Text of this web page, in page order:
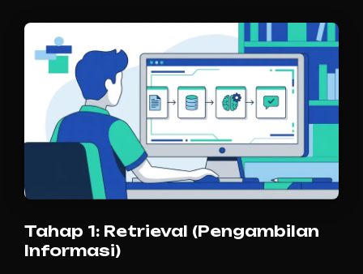
Tahap 1: Retrieval (Pengambilan
Informasi)